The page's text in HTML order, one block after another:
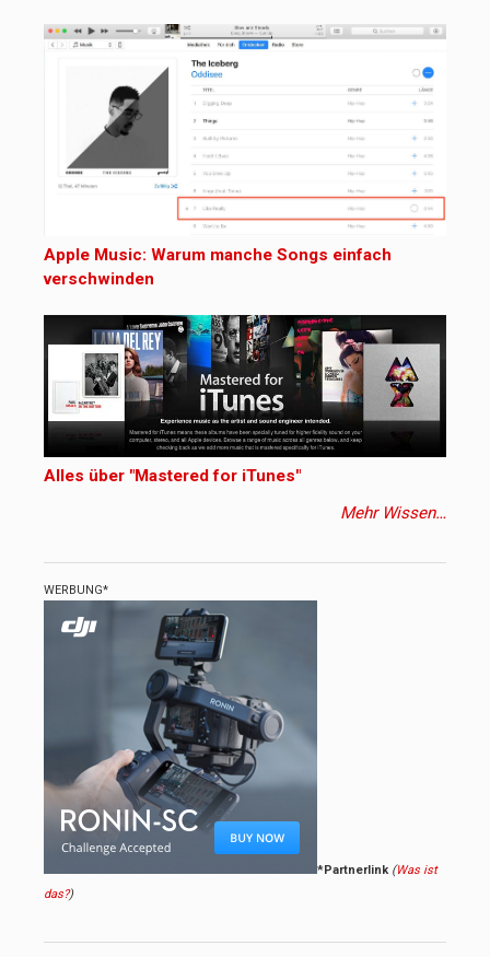
Apple Music: Warum manche Songs einfach
verschwinden
Alles über "Mastered for iTunes"
Mehr Wissen…
WERBUNG*
*Partnerlink (Was ist
das?)